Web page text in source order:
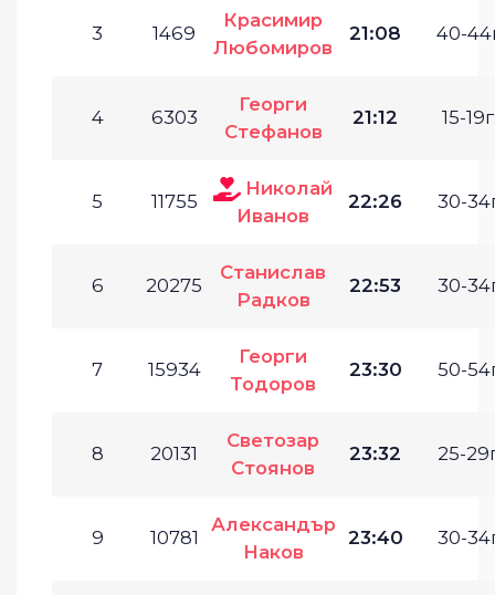
3 1469
Красимир
Любомиров
21:08 40-
4 6303
Георги
Стефанов
21:12 15-
5 11755
Николай
Иванов
22:26 30-
6 20275
Станислав
Радков
22:53 30-
7 15934
Георги
Тодоров
23:30 50-
8 20131
Светозар
Стоянов
23:32 25-
9 10781
Александър
Наков
23:40 30-